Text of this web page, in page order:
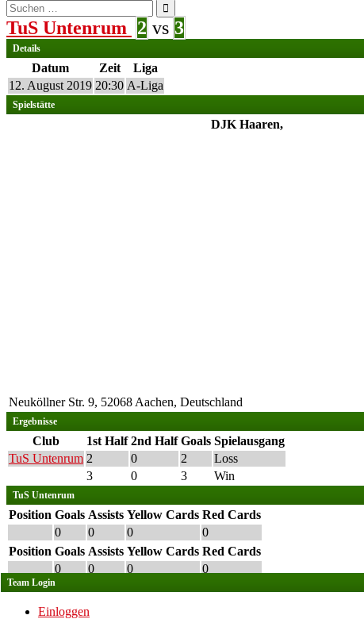
Suchen
nach:
TuS Untenrum 2 vs 3
Details
Datum Zeit
Liga
12. August 2019 20:30 A-Liga
Spielstätte
DJK Haaren,
Neuköllner Str. 9, 52068 Aachen, Deutschland
Ergebnisse
Club 1st Half 2nd Half Goals Spielausgang
TuS Untenrum 2 0 2
Loss
3
0 3 Win
TuS Untenrum
Position Goals Assists Yellow Cards Red Cards
0
0 0
0
Position Goals Assists Yellow Cards Red Cards
0
0 0 0
Team Login
Einloggen